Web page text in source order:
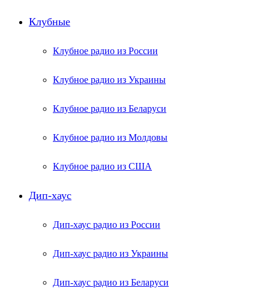
Клубные
Клубное радио из России
Клубное радио из Украины
Клубное радио из Беларуси
Клубное радио из Молдовы
Клубное радио из США
Дип-хаус
Дип-хаус радио из России
Дип-хаус радио из Украины
Дип-хаус радио из Беларуси